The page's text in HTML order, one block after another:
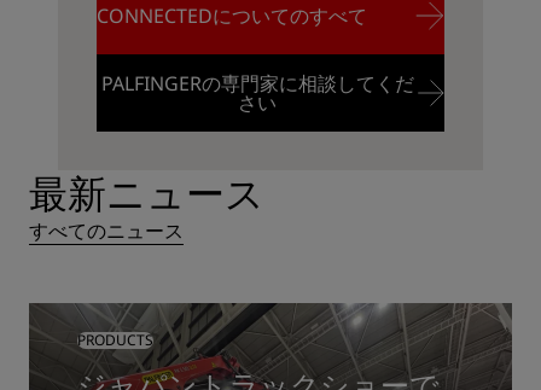
CONNECTEDについてのすべて
CONNECTEDについてのすべて
PALFINGERの専門家に相談してくだ
さい
さい
最新ニュース
すべてのニュース
PRODUCTS